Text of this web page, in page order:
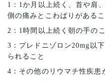
1：1か月以上続く、首や肩
側の痛みとこわばりがあるこ
2：1時間以上続く朝の手の
3：プレドニゾロン20mg以
られること
4：その他のリウマチ性疾患